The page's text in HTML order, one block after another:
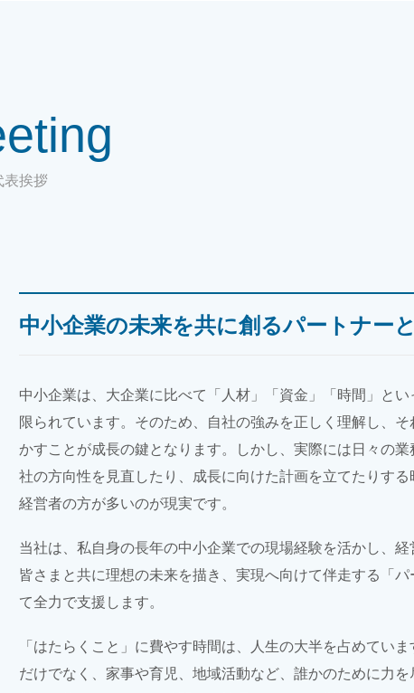
表挨拶
中小企業の未来を共に創るパートナー
中小企業は、大企業に比べて「人材」「資金」「時間」と
限られています。そのため、自社の強みを正しく理解し、
かすことが成長の鍵となります。しかし、実際には日々の業
社の方向性を見直したり、成長に向けた計画を立てたりする
経営者の方が多いのが現実です。
当社は、私自身の長年の中小企業での現場経験を活かし、
皆さまと共に理想の未来を描き、実現へ向けて伴走する「パ
て全力で支援します。
「はたらくこと」に費やす時間は、人生の大半を占めてい
だけでなく、家事や育児、地域活動など、誰かのために力